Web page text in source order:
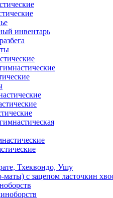
инвентарь
Тхеквондо, Ушу
маты) с зацепом ласточкин